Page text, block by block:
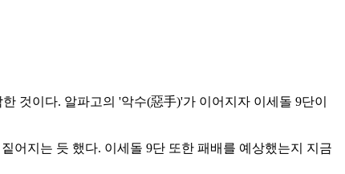
것이다. 알파고의 '악수(惡手)'가 이어지자 이세돌 9단이
어지는 듯 했다. 이세돌 9단 또한 패배를 예상했는지 지금